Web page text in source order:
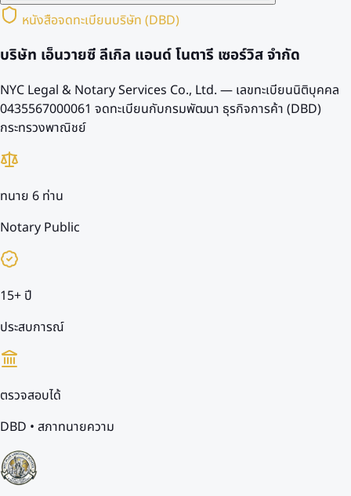
หนังสือจดทะเบียนบริษัท (DBD)
บริษัท เอ็นวายซี ลีเกิล แอนด์ โนตารี เซอร์วิส จำกัด
NYC Legal & Notary Services Co., Ltd. — เลขทะเบียนนิติบุคคล
0435567000061 จดทะเบียนกับกรมพัฒนา ธุรกิจการค้า (DBD)
กระทรวงพาณิชย์
ทนาย 6 ท่าน
Notary Public
15+ ปี
ประสบการณ์
ตรวจสอบได้
DBD • สภาทนายความ